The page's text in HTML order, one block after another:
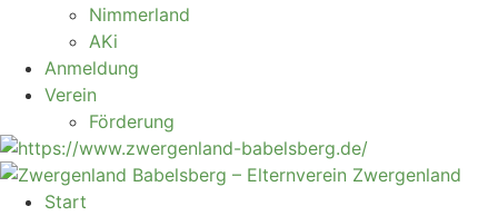
Nimmerland
AKi
Anmeldung
Verein
Förderung
Start